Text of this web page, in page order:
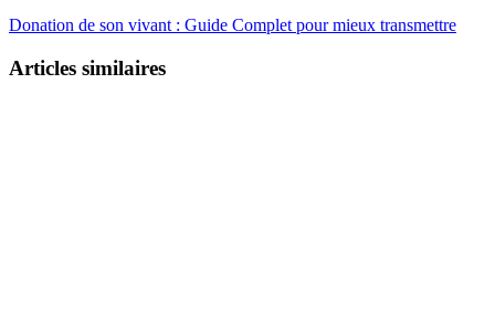
Donation de son vivant : Guide Complet pour mieux transmettre
Articles similaires